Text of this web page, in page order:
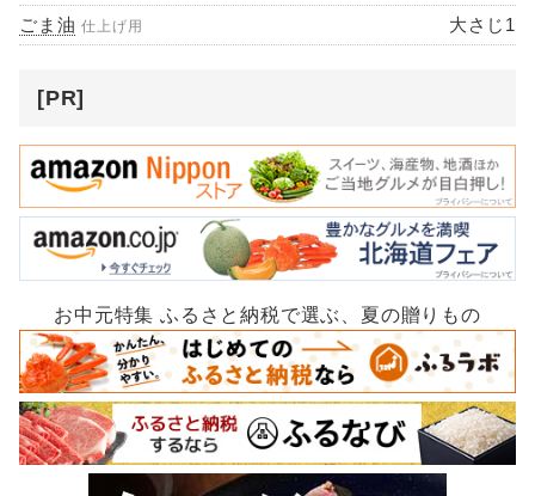
ごま油 仕上げ用 大さじ1
[PR]
お中元特集 ふるさと納税で選ぶ、夏の贈りもの